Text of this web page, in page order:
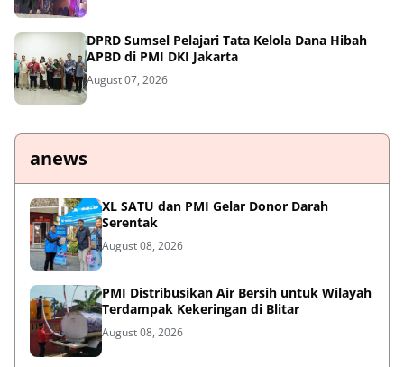
DPRD Sumsel Pelajari Tata Kelola Dana Hibah
APBD di PMI DKI Jakarta
August 07, 2026
anews
XL SATU dan PMI Gelar Donor Darah
Serentak
August 08, 2026
PMI Distribusikan Air Bersih untuk Wilayah
Terdampak Kekeringan di Blitar
August 08, 2026